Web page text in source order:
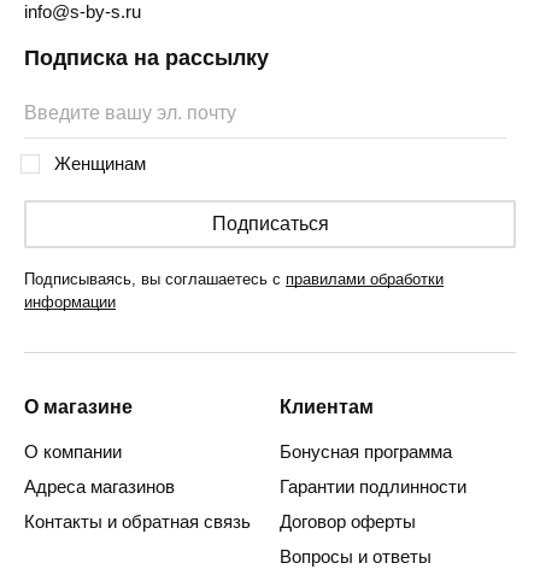
info@s-by-s.ru
Подписка на рассылку
Женщинам
Подписаться
Подписываясь, вы соглашаетесь с правилами обработки
информации
О магазине
О компании
Адреса магазинов
Контакты и обратная связь
Клиентам
Бонусная программа
Гарантии подлинности
Договор оферты
Вопросы и ответы